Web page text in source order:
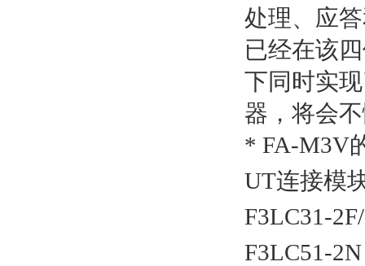
处理、应
已经在该
下同时实
器，将会
* FA-M3V
UT连接模
F3LC31-
F3LC51-